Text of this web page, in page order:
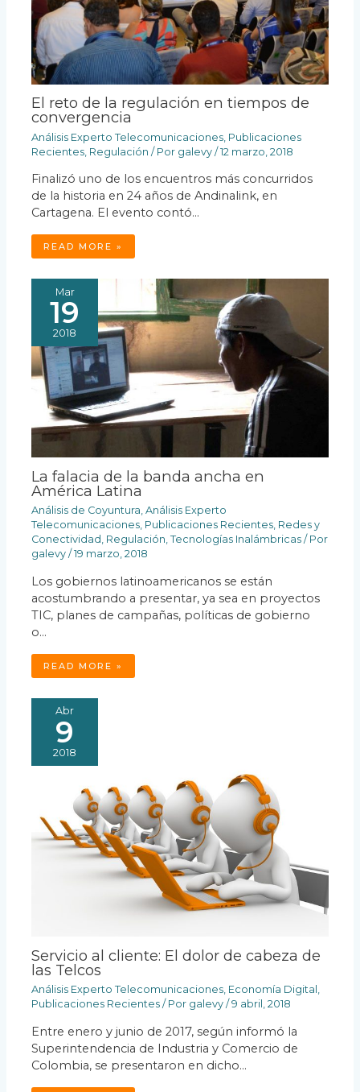
El reto de la regulación en tiempos de
convergencia
Análisis Experto Telecomunicaciones Publicaciones
Recientes Regulación / Por galevy/12 marzo, 2018
Finalizó uno de los encuentros más concurridos
de la historia en 24 años de Andinalink, en
Cartagena. El evento contó…
READ MORE »
Mar
19
2018
La falacia de la banda ancha en
América Latina
Análisis de Coyuntura,Análisis Experto
Telecomunicaciones, Publicaciones Recientes, Redes y
Conectividad , Regulación,Tecnologías Inalámbricas / Por
galevy/19 marzo, 2018
Los gobiernos latinoamericanos se están
acostumbrando a presentar, ya sea en proyectos
TIC, planes de campañas, políticas de gobierno
o…
READ MORE »
Abr
9
2018
Servicio al cliente: El dolor de cabeza de
las Telcos
Análisis Experto Telecomunicaciones Economía Digital
Publicaciones Recientes / Por galevy/9 abril, 2018
Entre enero y junio de 2017, según informó la
Superintendencia de Industria y Comercio de
Colombia, se presentaron en dicho…